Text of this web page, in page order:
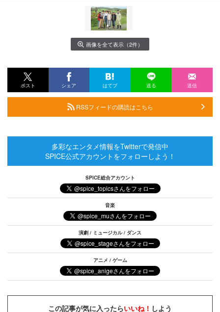
画像を全て表示（2件）
ポスト シェア はてブ 送る 送信
RSSフィードの購読はこちら
多彩なエンタメ情報をTwitterで発信中
SPICE公式アカウントをフォローしよう！
SPICE総合アカウント
音楽
演劇 / ミュージカル / ダンス
アニメ / ゲーム
この記事が気に入ったらいいね！ しよう